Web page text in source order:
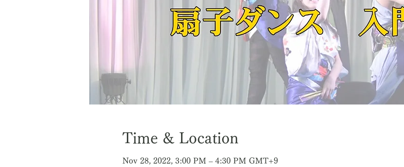
Time & Location
Nov 28, 2022, 3:00 PM – 4:30 PM GMT+9